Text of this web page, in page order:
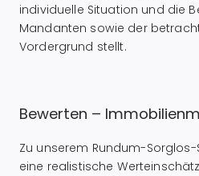
individuelle Situation und die
Mandanten sowie der
Vordergrund stellt.
Bewerten –
Zu unserem Rundum-
eine realistische